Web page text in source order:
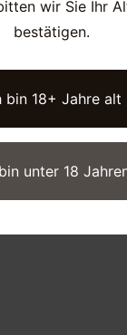
RIVANER
7,30€
wir Sie Ihr
bestätigen.
bin 18+ Jahre alt
unter 18